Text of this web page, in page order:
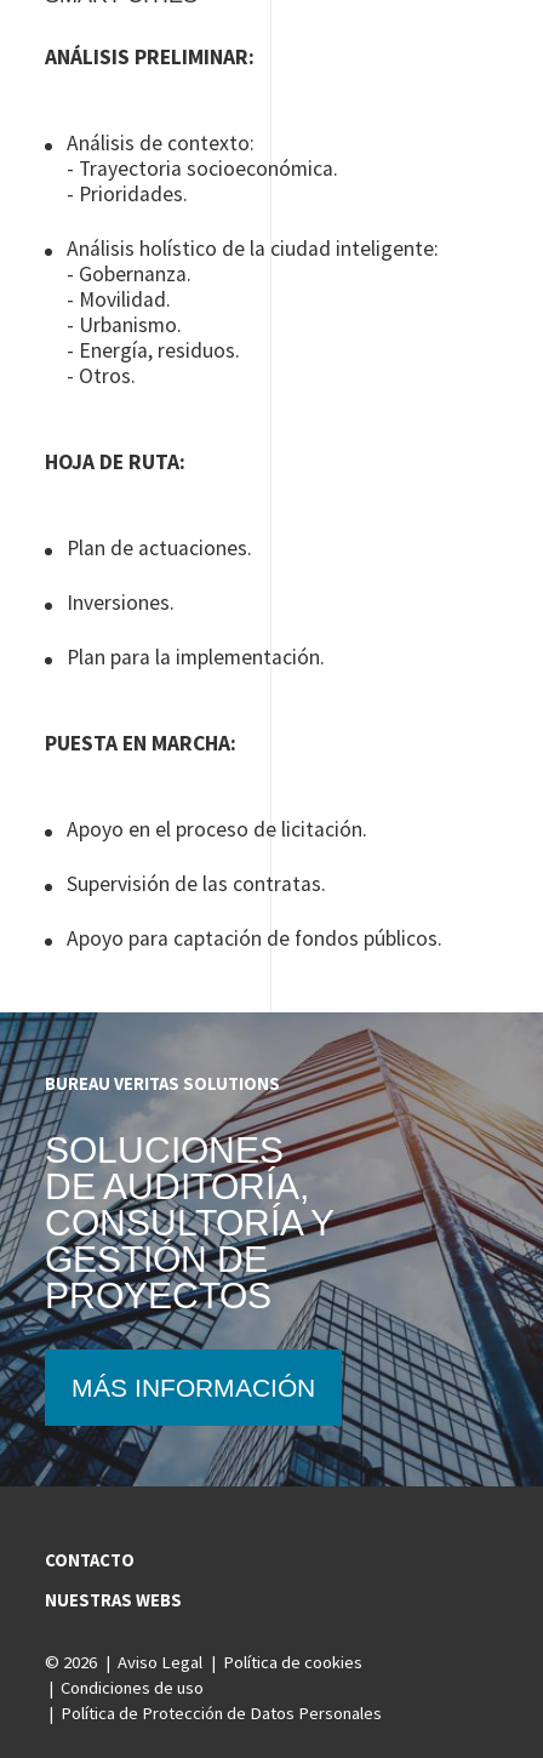
ANÁLISIS PRELIMINAR:
Análisis de contexto:
- Trayectoria socioeconómica.
- Prioridades.
Análisis holístico de la ciudad inteligente:
- Gobernanza.
- Movilidad.
- Urbanismo.
- Energía, residuos.
- Otros.
HOJA DE RUTA:
Plan de actuaciones.
Inversiones.
Plan para la implementación.
PUESTA EN MARCHA:
Apoyo en el proceso de licitación.
Supervisión de las contratas.
Apoyo para captación de fondos públicos.
BUREAU VERITAS SOLUTIONS
SOLUCIONES
DE AUDITORÍA,
CONSULTORÍA Y
GESTIÓN DE
PROYECTOS
MÁS INFORMACIÓN
CONTACTO
NUESTRAS WEBS
© 2026 Aviso Legal
Política de cookies
Condiciones de uso
Política de Protección de Datos Personales